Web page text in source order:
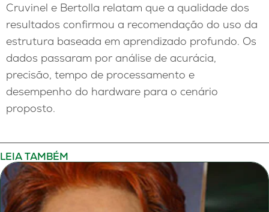
Cruvinel e Bertolla relatam que a qualidade dos
resultados confirmou a recomendação do uso da
estrutura baseada em aprendizado profundo. Os
dados passaram por análise de acurácia,
precisão, tempo de processamento e
desempenho do hardware para o cenário
proposto.
LEIA TAMBÉM